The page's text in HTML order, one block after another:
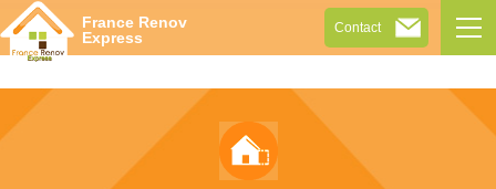
Contact
France Renov
Express